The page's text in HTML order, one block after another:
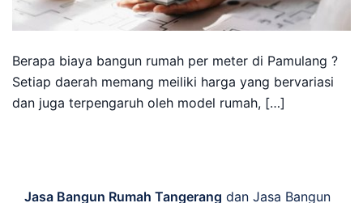
Berapa biaya bangun rumah per meter di Pamulang ?
Setiap daerah memang meiliki harga yang bervariasi
dan juga terpengaruh oleh model rumah, […]
Jasa Bangun Rumah Tangerang dan Jasa Bangun